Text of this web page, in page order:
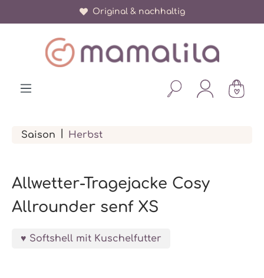
Original & nachhaltig
Saison Herbst
Allwetter-Tragejacke Cosy
Allrounder senf XS
Softshell mit Kuschelfutter